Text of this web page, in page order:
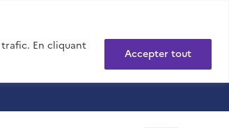
En cliquant
Accepter tout